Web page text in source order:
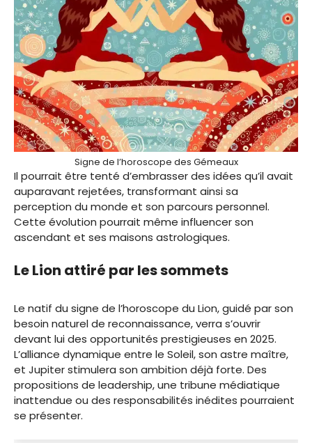
Signe de l’horoscope des Gémeaux
Il pourrait être tenté d’embrasser des idées qu’il avait
auparavant rejetées, transformant ainsi sa
perception du monde et son parcours personnel.
Cette évolution pourrait même influencer son
ascendant et ses maisons astrologiques.
Le Lion attiré par les sommets
Le natif du signe de l’horoscope du Lion, guidé par son
besoin naturel de reconnaissance, verra s’ouvrir
devant lui des opportunités prestigieuses en 2025.
L’alliance dynamique entre le Soleil, son astre maître,
et Jupiter stimulera son ambition déjà forte. Des
propositions de leadership, une tribune médiatique
inattendue ou des responsabilités inédites pourraient
se présenter.